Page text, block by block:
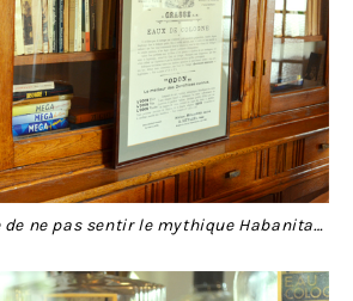
ne pas sentir le mythique Habanita…